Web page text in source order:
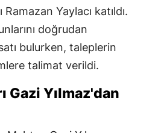
Yaylacı katıldı.
doğrudan
bulurken, taleplerin
talimat verildi.
Gazi Yılmaz'dan